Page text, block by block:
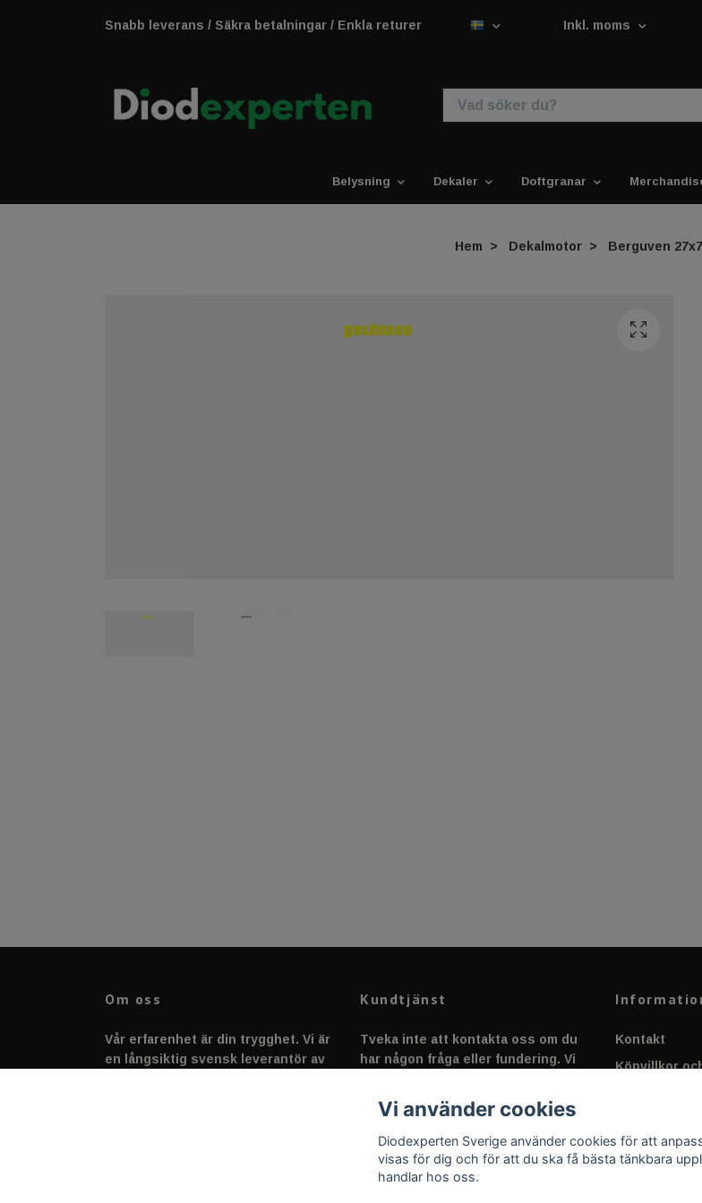
Snabb leverans / Säkra betalningar / Enkla returer Inkl. moms
Belysning Dekaler Doftgranar
Hem Dekalmotor Berguven
Om oss
Vår erfarenhet är din trygghet. Vi är
en långsiktig svensk leverantör av
Kundtjänst
Tveka inte att kontakta oss om du
har någon fråga eller fundering. Vi
Kontakt
Köpvillkor
Applicering
Vi använder cookies
Diodexperten Sverige använder cookies för att
visas för dig och för att du ska få bästa tänkbara
handlar hos oss.